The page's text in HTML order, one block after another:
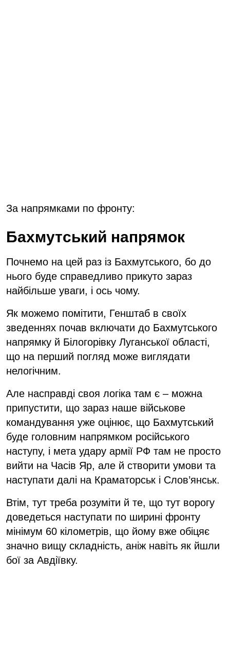
За напрямками по фронту:
Бахмутський напрямок
Почнемо на цей раз із Бахмутського, бо до
нього буде справедливо прикуто зараз
найбільше уваги, і ось чому.
Як можемо помітити, Генштаб в своїх
зведеннях почав включати до Бахмутського
напрямку й Білогорівку Луганської області,
що на перший погляд може виглядати
нелогічним.
Але насправді своя логіка там є – можна
припустити, що зараз наше військове
командування уже оцінює, що Бахмутський
буде головним напрямком російського
наступу, і мета удару армії РФ там не просто
вийти на Часів Яр, але й створити умови та
наступати далі на Краматорськ і Слов’янськ.
Втім, тут треба розуміти й те, що тут ворогу
доведеться наступати по ширині фронту
мінімум 60 кілометрів, що йому вже обіцяє
значно вищу складність, аніж навіть як йшли
бої за Авдіївку.